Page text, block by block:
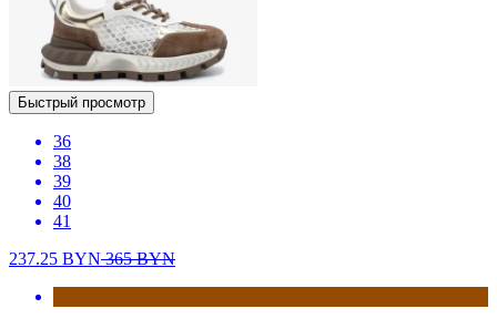
Быстрый просмотр
36
38
39
40
41
237.25 BYN365BYN